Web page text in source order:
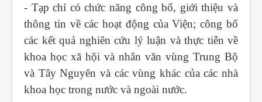
- Tạp chí có chức năng công bố, giới thiệu và
thông tin về các hoạt động của Viện; công bố
các kết quả nghiên cứu lý luận và thực tiễn về
khoa học xã hội và nhân văn vùng Trung Bộ
và Tây Nguyên và các vùng khác của các nhà
khoa học trong nước và ngoài nước.